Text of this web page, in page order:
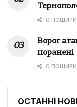
0
Ворог
поранені
0
ОСТАННІ